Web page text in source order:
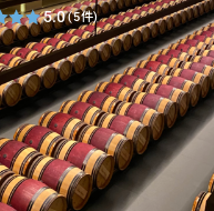
5.0(5件)